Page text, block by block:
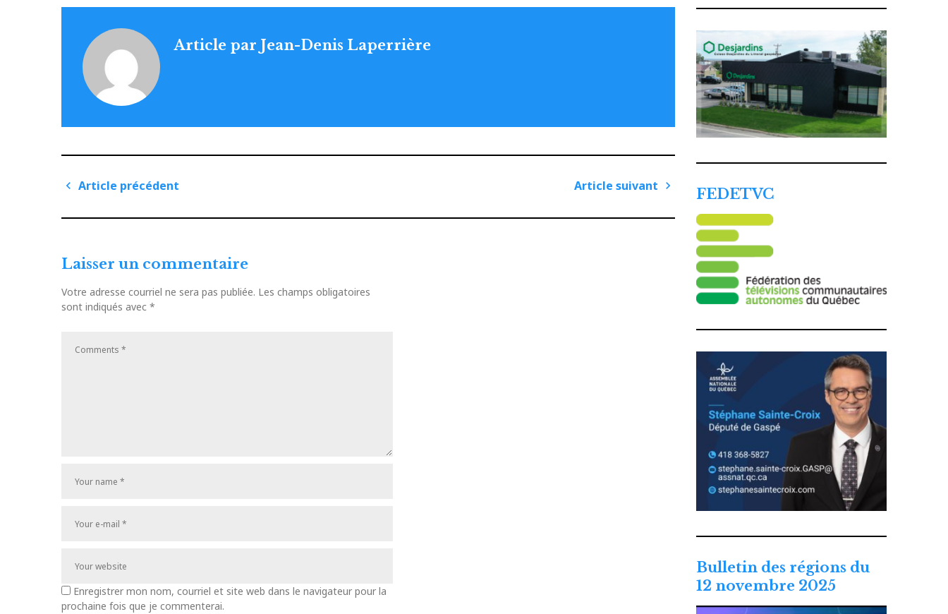
Article par Jean-Denis Laperrière
Navigation
de
Article précédent
Article suivant
suivant
Laisser un commentaire
Votre adresse courriel ne sera pas publiée. Les champs obligatoires
sont indiqués avec *
Enregistrer mon nom, courriel et site web dans le navigateur pour la
prochaine fois que je commenterai.
FEDETVC
Bulletin des régions du
12 novembre 2025